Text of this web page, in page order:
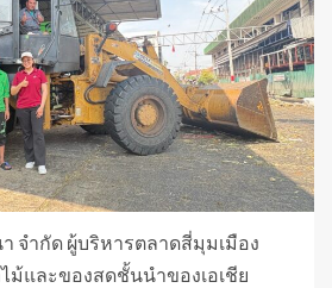
จำกัด ผู้บริหารตลาดสี่มุมเมือง
ม้และของสดชั้นนำของเอเชีย